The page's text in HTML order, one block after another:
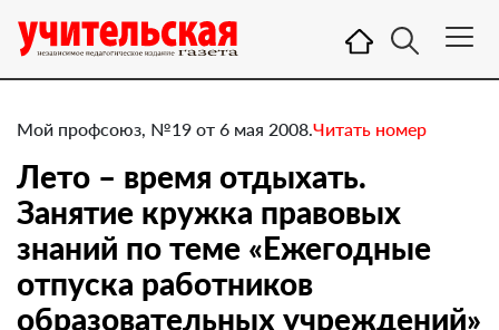
Мой профсоюз, №19 от 6 мая 2008.Читать номер
Лето – время отдыхать.
Занятие кружка правовых
знаний по теме «Ежегодные
отпуска работников
образовательных учреждений»